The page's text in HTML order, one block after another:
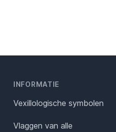
INFORMATIE
Vexillologische symbolen
Vlaggen van alle